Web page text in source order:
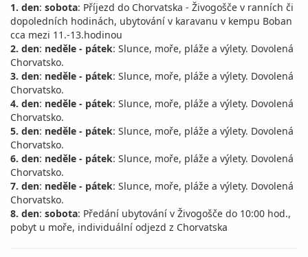
1. den: sobota: Příjezd do Chorvatska - Živogošče v ranních či
dopoledních hodinách, ubytování v karavanu v kempu Boban
cca mezi 11.-13.hodinou
2. den: neděle - pátek: Slunce, moře, pláže a výlety. Dovolená
Chorvatsko.
3. den: neděle - pátek: Slunce, moře, pláže a výlety. Dovolená
Chorvatsko.
4. den: neděle - pátek: Slunce, moře, pláže a výlety. Dovolená
Chorvatsko.
5. den: neděle - pátek: Slunce, moře, pláže a výlety. Dovolená
Chorvatsko.
6. den: neděle - pátek: Slunce, moře, pláže a výlety. Dovolená
Chorvatsko.
7. den: neděle - pátek: Slunce, moře, pláže a výlety. Dovolená
Chorvatsko.
8. den: sobota: Předání ubytování v Živogošče do 10:00 hod.,
pobyt u moře, individuální odjezd z Chorvatska